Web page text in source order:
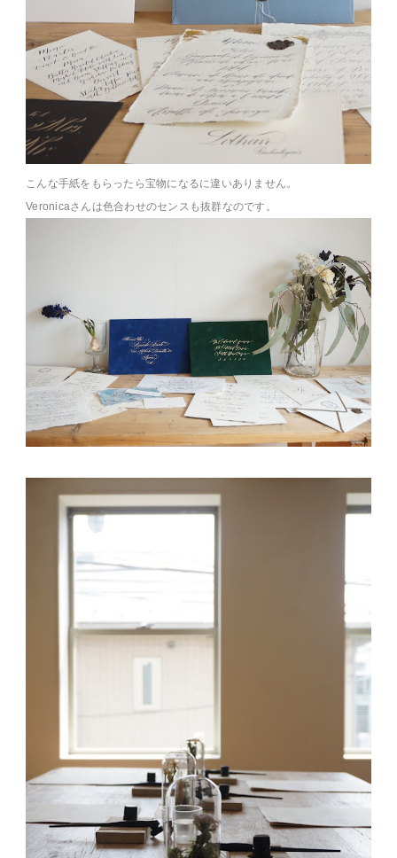
こんな手紙をもらったら宝物になるに違いありません。
Veronicaさんは色合わせのセンスも抜群なのです。